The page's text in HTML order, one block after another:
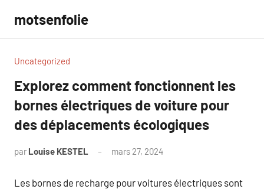
contenu
motsenfolie
Uncategorized
Explorez comment fonctionnent les
bornes électriques de voiture pour
des déplacements écologiques
par Louise KESTEL mars 27, 2024
Les bornes de recharge pour voitures électriques sont